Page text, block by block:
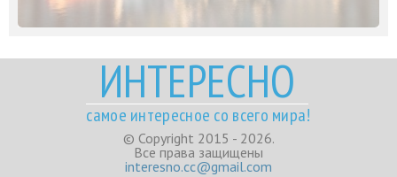
ИНТЕРЕСНО
самое интересное со всего мира!
© Copyright 2015 - 2026.
Все права защищены
interesno.cc@gmail.com